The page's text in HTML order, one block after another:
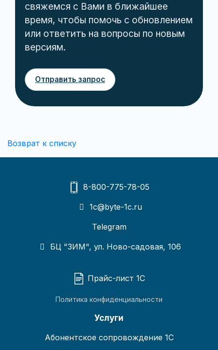
свяжемся с Вами в ближайшее
время, чтобы помочь с обновлением
или ответить на вопросы по новым
версиям.
Отправить запрос
Возврат к списку
8-800-775-78-05
1c@byte-1c.ru
Telegram
БЦ "ЗИМ", ул. Ново-садовая, 106
Прайс-лист 1С
Политика конфиденциальности
Услуги
Абонентское сопровождение 1С